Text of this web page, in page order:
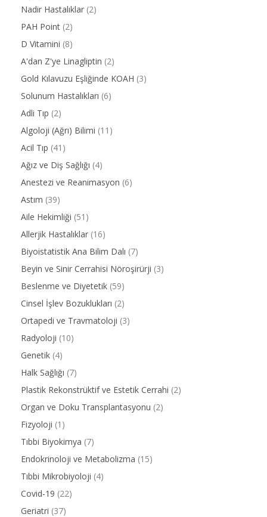
Nadir Hastalıklar (2)
PAH Point (2)
D Vitamini (8)
A'dan Z'ye Linagliptin (2)
Gold Kılavuzu Eşliğinde KOAH (3)
Solunum Hastalıkları (6)
Adli Tıp (2)
Algoloji (Ağrı) Bilimi (11)
Acil Tıp (41)
Ağız ve Diş Sağlığı (4)
Anestezi ve Reanimasyon (6)
Astım (39)
Aile Hekimliği (51)
Allerjik Hastalıklar (16)
Biyoistatistik Ana Bilim Dalı (7)
Beyin ve Sinir Cerrahisi Nöroşirürji (3)
Beslenme ve Diyetetik (59)
Cinsel İşlev Bozuklukları (2)
Ortapedi ve Travmatoloji (3)
Radyoloji (10)
Genetik (4)
Halk Sağlığı (7)
Plastik Rekonstrüktif ve Estetik Cerrahi (2)
Organ ve Doku Transplantasyonu (2)
Fizyoloji (1)
Tıbbi Biyokimya (7)
Endokrinoloji ve Metabolizma (15)
Tıbbi Mikrobiyoloji (4)
Covid-19 (22)
Geriatri (37)